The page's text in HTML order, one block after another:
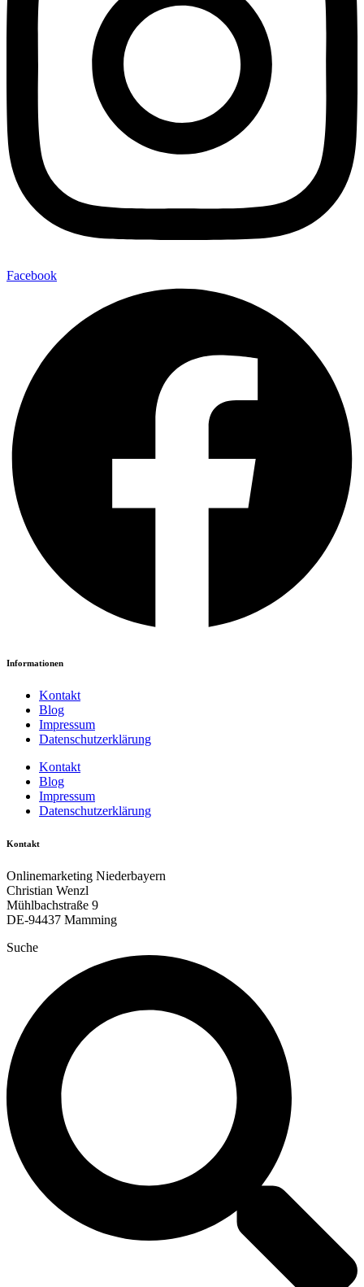
Facebook
Informationen
Kontakt
Blog
Impressum
Datenschutzerklärung
Kontakt
Blog
Impressum
Datenschutzerklärung
Kontakt
Onlinemarketing Niederbayern
Christian Wenzl
Mühlbachstraße 9
DE-94437 Mamming
Suche